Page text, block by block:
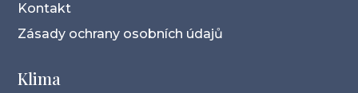
Kontakt
Zásady ochrany osobních údajů
Klima